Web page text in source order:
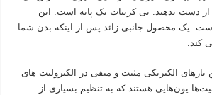
دست بدهید. بی کربنات یک پایه است. این
یک محصول جانبی زائد پس از اینکه بدن شما
کند.
الکتریکی مثبت و منفی در الکترولیت های
یون‌هایی هستند که به تنظیم بسیاری از